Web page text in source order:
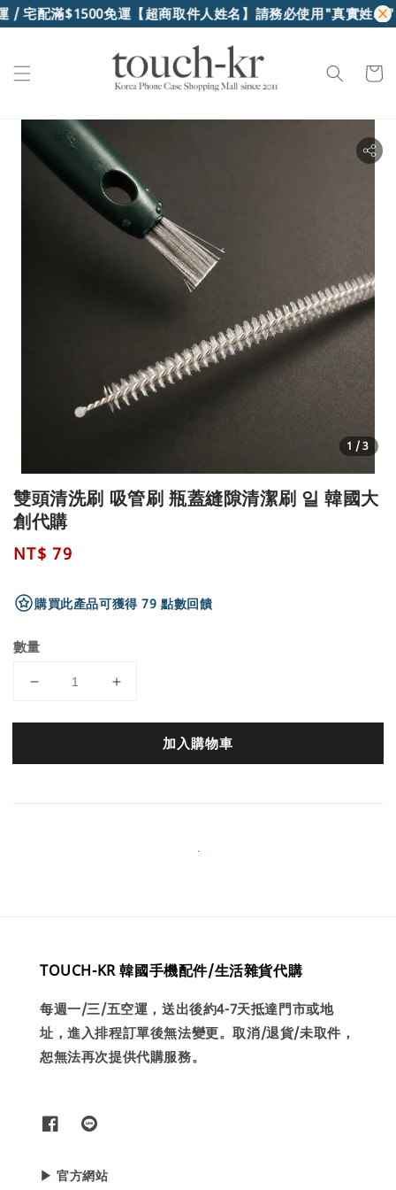
/ 宅配滿$1500免運【超商取件人姓名】請務必使用"真實姓名"
1 /3
雙頭清洗刷 吸管刷 瓶蓋縫隙清潔刷 일 韓國大
創代購
Regular
NT$ 79
購買此產品可獲得 79 點數回饋
數量
加入購物車
TOUCH-KR 韓國手機配件/生活雜貨代購
每週一/三/五空運，送出後約4-7天抵達門市或地
址，進入排程訂單後無法變更。取消/退貨/未取件，
恕無法再次提供代購服務。
▶ 官方網站